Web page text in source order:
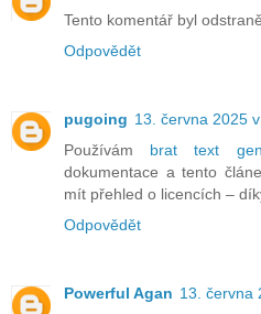
Tento komentář byl
Odpovědět
pugoing 13. června 2025
Používám brat text
dokumentace a tento
mít přehled o licencích –
Odpovědět
Powerful Agan 13. června